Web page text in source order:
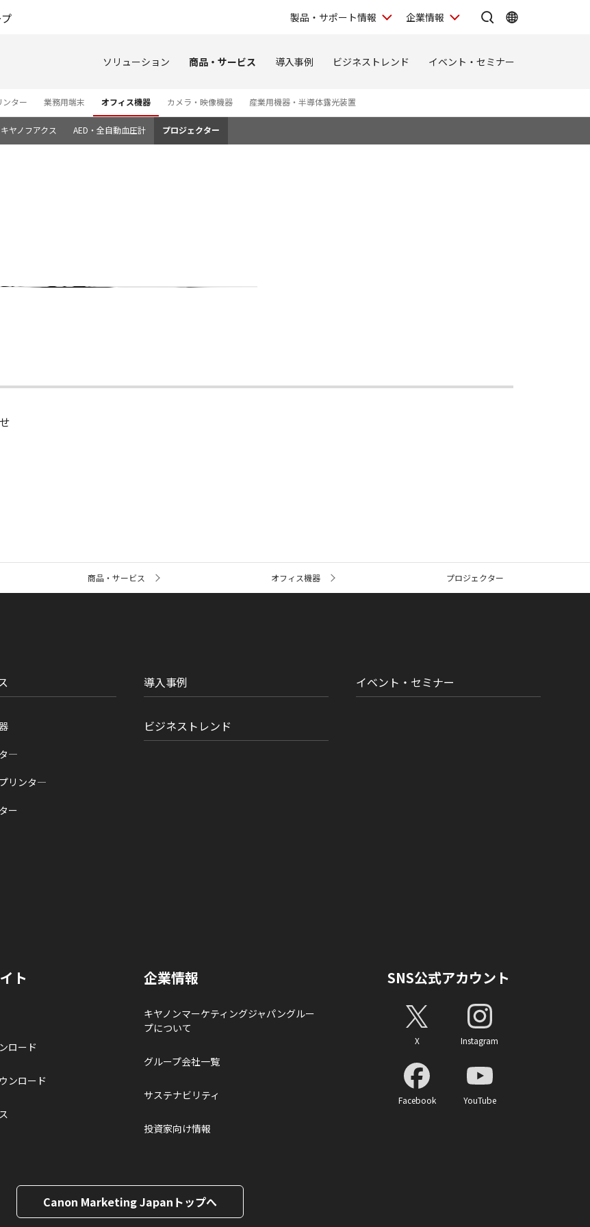
製品・サポート情報 企業情報
ソリューション 商品・サービス 導入事例 ビジネストレンド イベント・セミナー
ンター 業務用端末 オフィス機器 カメラ・映像機器 産業用機器・半導体露光装置
ヤノフアクス AED・全自動血圧計 プロジェクター
商品・サービス オフィス機器 プロジェクター
―
リンタ―
ー
導入事例
ビジネストレンド
イベント・セミナー
ト
ロード
ンロード
企業情報
キヤノンマーケティングジャパングルー
プについて
グループ会社一覧
サステナビリティ
投資家向け情報
SNS公式アカウント
X Instagram
Facebook YouTube
Canon Marketing Japanトップへ